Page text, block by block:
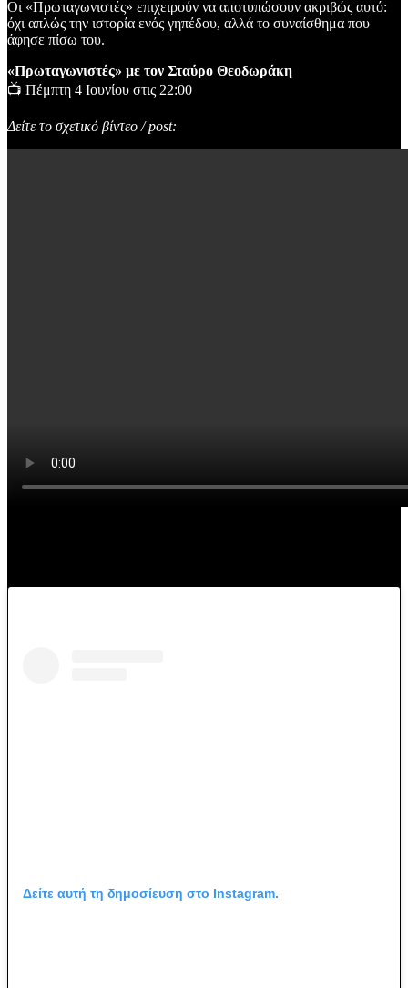
Οι «Πρωταγωνιστές» επιχειρούν να αποτυπώσουν ακριβώς αυτό:
όχι απλώς την ιστορία ενός γηπέδου, αλλά το συναίσθημα που
άφησε πίσω του.
«Πρωταγωνιστές» με τον Σταύρο Θεοδωράκη
📺 Πέμπτη 4 Ιουνίου στις 22:00
Δείτε το σχετικό βίντεο / post:
Δείτε αυτή τη δημοσίευση στο Instagram.